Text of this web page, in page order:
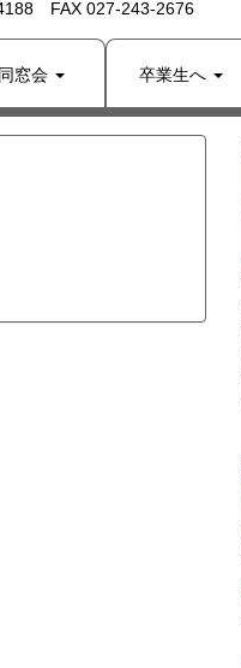
FAX 027-243-2676
同窓会 卒業生へ